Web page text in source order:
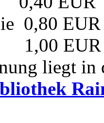
0,80 EUR
EUR
liegt in